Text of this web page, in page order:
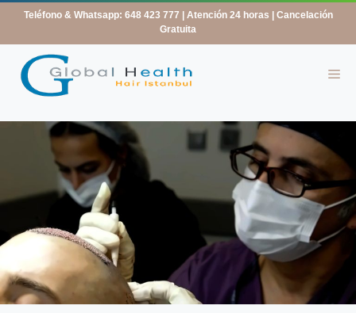
contenido
Teléfono & Whatsapp: 648 423 777
| Atención 24 horas | Cancelación
Gratuita